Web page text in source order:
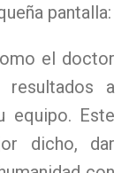
pantalla:
el doctor
resultados a
equipo. Este
dicho, dar